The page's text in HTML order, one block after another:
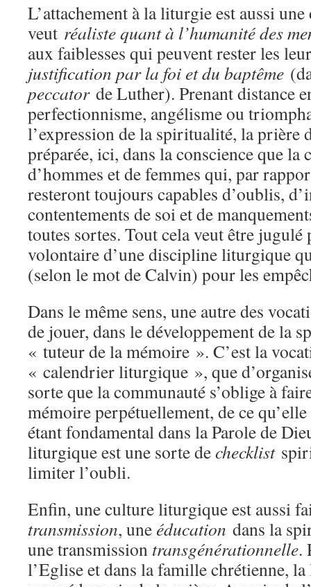
L’attachement à la liturgie est aussi
veut réaliste quant à l’humanité des
aux faiblesses qui peuvent rester les
justification par la foi et du baptême
peccatorde Luther). Prenant distance
perfectionnisme, angélisme ou
l’expression de la spiritualité, la prière
préparée, ici, dans la conscience que la
d’hommes et de femmes qui, par
resteront toujours capables d’oublis,
contentements de soi et de
toutes sortes. Tout cela veut être jugulé
volontaire d’une discipline liturgique
(selon le mot de Calvin) pour les
Dans le même sens, une autre des
de jouer, dans le développement de la
« tuteur de la mémoire ». C’est la
« calendrier liturgique », que
sorte que la communauté s’oblige à
mémoire perpétuellement, de ce
étant fondamental dans la Parole de
liturgique est une sorte dechecklist
limiter l’oubli.
Enfin, une culture liturgique est aussi
transmission, uneéducation dans la
une transmission transgénérationnelle.
l’Eglise et dans la famille chrétienne,